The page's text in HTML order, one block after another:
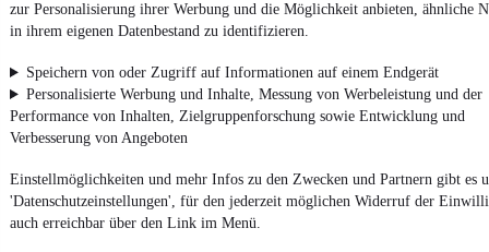
zur Personalisierung ihrer Werbung und die Möglichkeit anbieten, ähnliche
in ihrem eigenen Datenbestand zu identifizieren.
Speichern von oder Zugriff auf Informationen auf einem Endgerät
Personalisierte Werbung und Inhalte, Messung von Werbeleistung und der
Performance von Inhalten, Zielgruppenforschung sowie Entwicklung und
Verbesserung von Angeboten
Einstellmöglichkeiten und mehr Infos zu den Zwecken und Partnern gibt es
'Datenschutzeinstellungen', für den jederzeit möglichen Widerruf der
auch erreichbar über den Link im Menü.
Entdecke Kleinwagen,SUVundWohnmobile